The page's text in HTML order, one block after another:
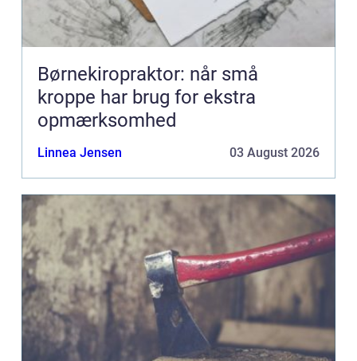
Børnekiropraktor: når små
kroppe har brug for ekstra
opmærksomhed
Linnea Jensen 03 August 2026